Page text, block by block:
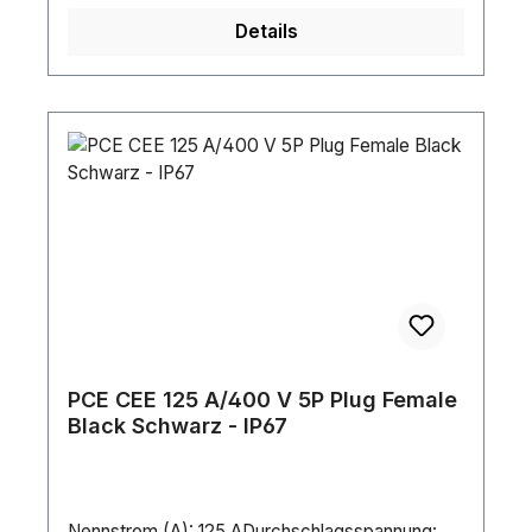
Details
PCE CEE 125 A/400 V 5P Plug Female
Black Schwarz - IP67